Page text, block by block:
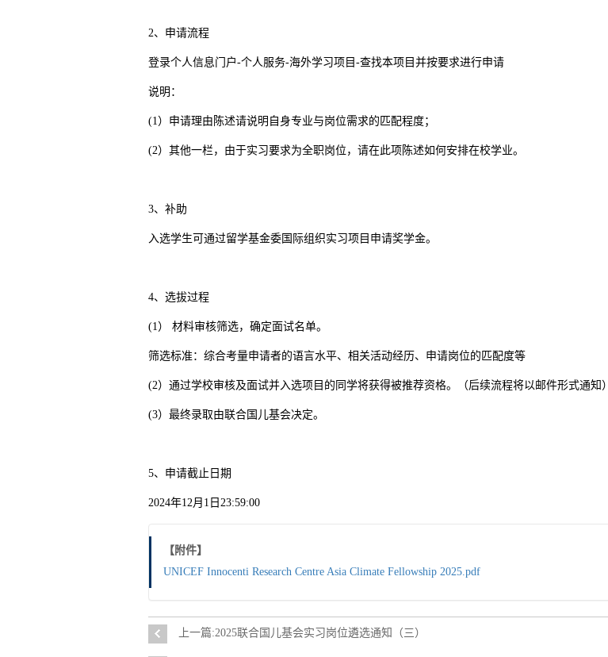
2、申请流程
登录个人信息门户-个人服务-海外学习项目-查找本项目并按要求进行申请
说明：
(1）申请理由陈述请说明自身专业与岗位需求的匹配程度；
(2）其他一栏，由于实习要求为全职岗位，请在此项陈述如何安排在校学业。
3、补助
入选学生可通过留学基金委国际组织实习项目申请奖学金。
4、选拔过程
(1） 材料审核筛选，确定面试名单。
筛选标准：综合考量申请者的语言水平、相关活动经历、申请岗位的匹配度等
(2）通过学校审核及面试并入选项目的同学将获得被推荐资格。（后续流程将以邮件形式通知）
(3）最终录取由联合国儿基会决定。
5、申请截止日期
2024年12月1日23:59:00
【附件】
UNICEF Innocenti Research Centre Asia Climate Fellowship 2025.pdf
上一篇:2025联合国儿基会实习岗位遴选通知（三）